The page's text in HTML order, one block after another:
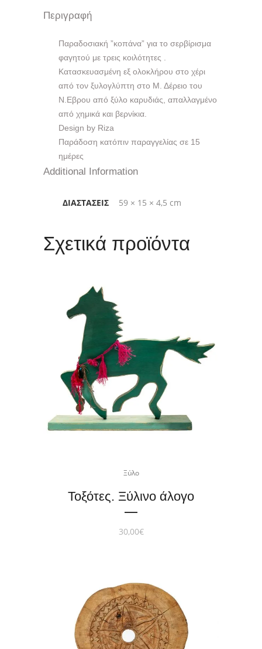
Περιγραφή
Παραδοσιακή ”κοπάνα” για το σερβίρισμα
φαγητού με τρεις κοιλότητες .
Κατασκευασμένη εξ ολοκλήρου στο χέρι
από τον ξυλογλύπτη στο Μ. Δέρειο του
Ν.Εβρου από ξύλο καρυδιάς, απαλλαγμένο
από χημικά και βερνίκια.
Design by Riza
Παράδοση κατόπιν παραγγελίας σε 15
ημέρες
Additional Information
ΔΙΑΣΤΆΣΕΙΣ 59 × 15 × 4,5 cm
Σχετικά προϊόντα
Ξύλο
Τοξότες. Ξύλινο άλογο
30,00€